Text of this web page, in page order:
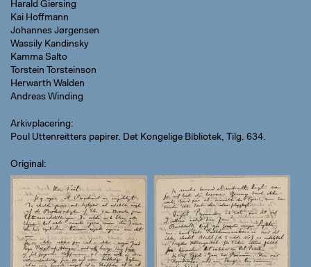
Harald Giersing
Kai Hoffmann
Johannes Jørgensen
Wassily Kandinsky
Kamma Salto
Torstein Torsteinson
Herwarth Walden
Andreas Winding
Arkivplacering
Poul Uttenreitters papirer. Det Kongelige Bibliotek, Tilg. 634.
Original